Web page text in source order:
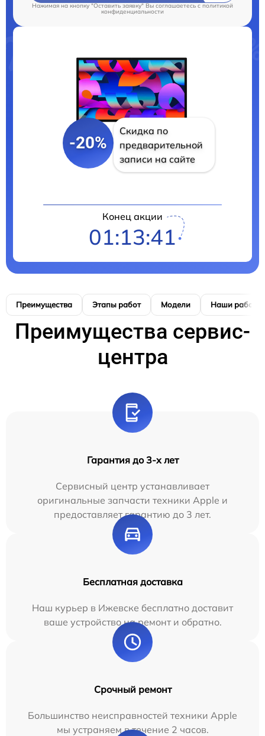
Нажимая на кнопку "Оставить заявку" Вы соглашаетесь cполитикой
конфиденциальности
-20%
Скидка по
предварительной
записи на сайте
Конец акции
01:13:40
Преимущества Этапы работ Модели Наши работы
Преимущества сервис-
центра
Гарантия до 3-х лет
Сервисный центр устанавливает
оригинальные запчасти техники Apple и
предоставляет гарантию до 3 лет.
Бесплатная доставка
Наш курьер в Ижевске бесплатно доставит
ваше устройство на ремонт и обратно.
Срочный ремонт
Большинство неисправностей техники Apple
мы устраняем в течение 2 часов.